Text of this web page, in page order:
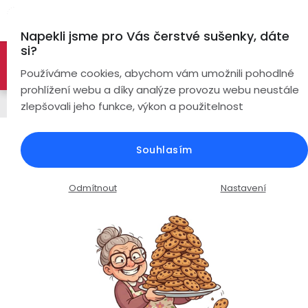
Napekli jsme pro Vás čerstvé sušenky, dáte
si?
Používáme cookies, abychom vám umožnili pohodlné
prohlížení webu a díky analýze provozu webu neustále
zlepšovali jeho funkce, výkon a použitelnost
Nastavení
Odmítnout
Souhlasím
obsah
🚀 Nové modely DRONŮ 🚀
-26%
PROZKOUMAT NABÍDKU
sluchátka
True
Chytré
Chytré
Sada s 1 baterií
Dron Visu S159 Pro / 4K Ultra HD
kamera / WiFi / GPS
Průměrné
Neohodnoceno Podrobnosti hodnocení